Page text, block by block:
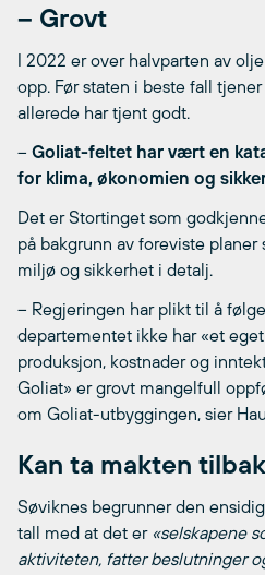
– Grovt
I 2022 er over halvparten av
opp. Før staten i beste fall
allerede har tjent godt.
– Goliat-feltet har vært en
for klima, økonomien og
Det er Stortinget som
på bakgrunn av foreviste
miljø og sikkerhet i detalj.
– Regjeringen har plikt til å
departementet ikke har «et
produksjon, kostnader og
Goliat» er grovt mangelfull
om Goliat-utbyggingen, sier
Kan ta makten
Søviknes begrunner den
tall med at det er «selskapene
aktiviteten, fatter beslutninger